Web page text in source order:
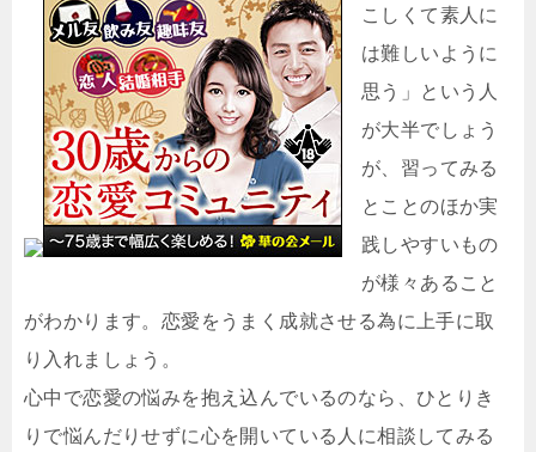
こしくて素人に
は難しいように
思う」という人
が大半でしょう
が、習ってみる
とことのほか実
践しやすいもの
が様々あること
がわかります。恋愛をうまく成就させる為に上手に取
り入れましょう。
心中で恋愛の悩みを抱え込んでいるのなら、ひとりき
りで悩んだりせずに心を開いている人に相談してみる